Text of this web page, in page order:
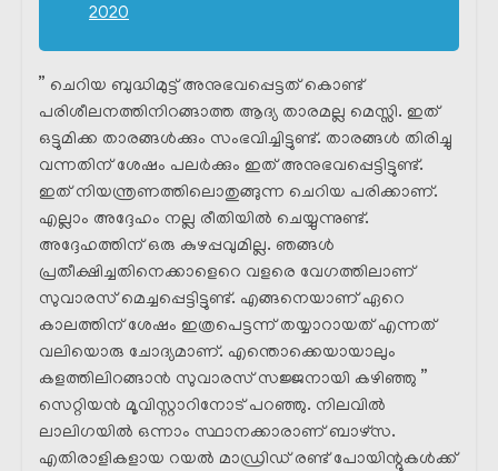
2020
” ചെറിയ ബുദ്ധിമുട്ട് അനുഭവപ്പെട്ടത് കൊണ്ട്
പരിശീലനത്തിനിറങ്ങാത്ത ആദ്യ താരമല്ല മെസ്സി. ഇത്
ഒട്ടുമിക്ക താരങ്ങൾക്കും സംഭവിച്ചിട്ടുണ്ട്. താരങ്ങൾ തിരിച്ചു
വന്നതിന് ശേഷം പലർക്കും ഇത് അനുഭവപ്പെട്ടിട്ടുണ്ട്.
ഇത് നിയന്ത്രണത്തിലൊതുങ്ങുന്ന ചെറിയ പരിക്കാണ്.
എല്ലാം അദ്ദേഹം നല്ല രീതിയിൽ ചെയ്യുന്നുണ്ട്.
അദ്ദേഹത്തിന് ഒരു കുഴപ്പവുമില്ല. ഞങ്ങൾ
പ്രതീക്ഷിച്ചതിനെക്കാളെറെ വളരെ വേഗത്തിലാണ്
സുവാരസ് മെച്ചപ്പെട്ടിട്ടുണ്ട്. എങ്ങനെയാണ് ഏറെ
കാലത്തിന് ശേഷം ഇത്രപെട്ടന്ന് തയ്യാറായത് എന്നത്
വലിയൊരു ചോദ്യമാണ്. എന്തൊക്കെയായാലും
കളത്തിലിറങ്ങാൻ സുവാരസ് സജ്ജനായി കഴിഞ്ഞു ”
സെറ്റിയൻ മൂവിസ്റ്റാറിനോട് പറഞ്ഞു. നിലവിൽ
ലാലിഗയിൽ ഒന്നാം സ്ഥാനക്കാരാണ് ബാഴ്സ.
എതിരാളികളായ റയൽ മാഡ്രിഡ്‌ രണ്ട് പോയിന്റുകൾക്ക്